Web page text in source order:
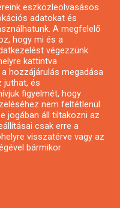
reserved.
eszközleolvasásos
adatokat és
A megfelelő
hogy mi és a
végezzünk.
kattintva
hozzájárulás megadása
juthat, és
figyelmét, hogy
nem feltétlenül
jogában áll tiltakozni az
csak erre a
visszatérve vagy az
bármikor